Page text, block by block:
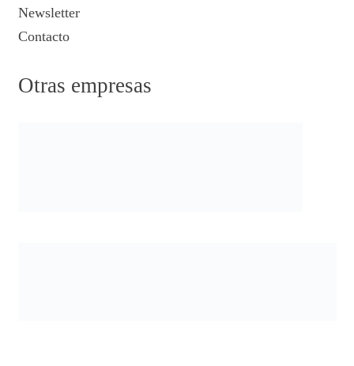
Newsletter
Contacto
Otras empresas